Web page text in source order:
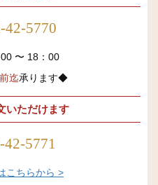
42-5770
〜 18：00
迄承ります◆
いただけます
42-5771
こちらから >